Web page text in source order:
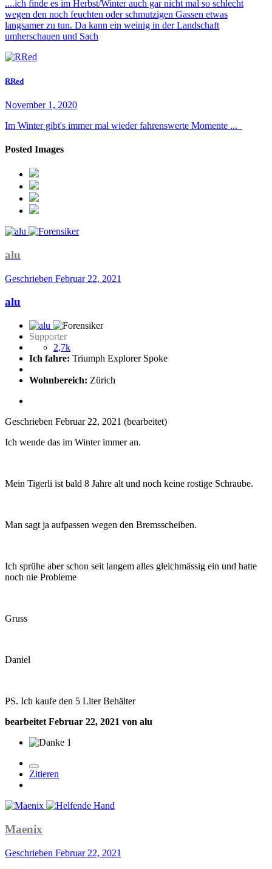
....ich finde es im Herbst/Winter auch gar nicht mal so schlecht
wegen den noch feuchten oder schmutzigen Gassen etwas
langsamer zu tun. Da kann ein weinig in der Landschaft
umherschauen und Sach
RRed
November 1, 2020
Im Winter gibt's immer mal wieder fahrenswerte Momente ...
Posted Images
alu
Geschrieben Februar 22, 2021
alu
Supporter
2,7k
Ich fahre: Triumph Explorer Spoke
Wohnbereich: Zürich
Geschrieben Februar 22, 2021 (bearbeitet)
Ich wende das im Winter immer an.
Mein Tigerli ist bald 8 Jahre alt und noch keine rostige Schraube.
Man sagt ja aufpassen wegen den Bremsscheiben.
Ich sprühe aber schon seit langem alles gleichmässig ein und hatte
noch nie Probleme
Gruss
Daniel
PS. Ich kaufe den 5 Liter Behälter
bearbeitet Februar 22, 2021 von alu
1
Zitieren
Maenix
Geschrieben Februar 22, 2021